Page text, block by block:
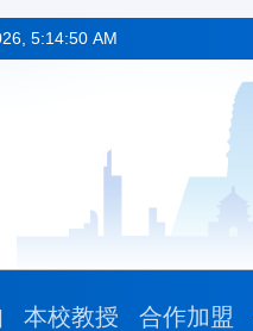
5:14:51 AM
本校教授 合作加盟